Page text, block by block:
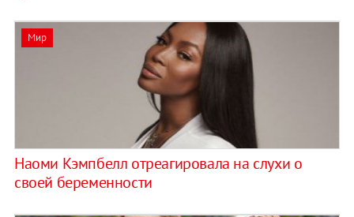
Мир
Наоми Кэмпбелл отреагировала на слухи о
своей беременности